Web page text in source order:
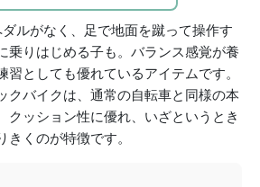
ルがなく、足で地面を蹴って操作す
乗りはじめる子も。バランス感覚が養
習としても優れているアイテムです。
クバイクは、通常の自転車と同様の本
クッション性に優れ、いざというとき
きくのが特徴です。